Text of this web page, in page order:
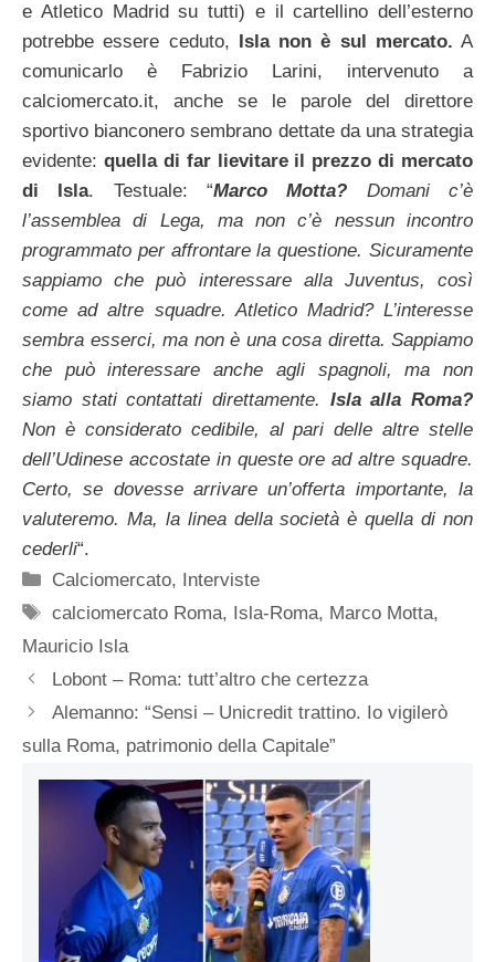
e Atletico Madrid su tutti) e il cartellino dell’esterno
potrebbe essere ceduto, Isla non è sul mercato. A
comunicarlo è Fabrizio Larini, intervenuto a
calciomercato.it, anche se le parole del direttore
sportivo bianconero sembrano dettate da una strategia
evidente: quella di far lievitare il prezzo di mercato
di Isla. Testuale: “Marco Motta? Domani c’è
l’assemblea di Lega, ma non c’è nessun incontro
programmato per affrontare la questione. Sicuramente
sappiamo che può interessare alla Juventus, così
come ad altre squadre. Atletico Madrid? L’interesse
sembra esserci, ma non è una cosa diretta. Sappiamo
che può interessare anche agli spagnoli, ma non
siamo stati contattati direttamente. Isla alla Roma?
Non è considerato cedibile, al pari delle altre stelle
dell’Udinese accostate in queste ore ad altre squadre.
Certo, se dovesse arrivare un’offerta importante, la
valuteremo. Ma, la linea della società è quella di non
cederli“.
Categorie
Calciomercato,
Interviste
Tag
calciomercato Roma, Isla-Roma, Marco Motta,
Mauricio Isla
Lobont – Roma: tutt’altro che certezza
Alemanno: “Sensi – Unicredit trattino. Io vigilerò
sulla Roma, patrimonio della Capitale”